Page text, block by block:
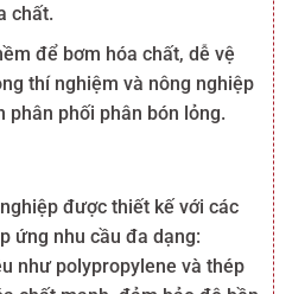
chất.
để bơm hóa chất, dễ vệ
thí nghiệm và nông nghiệp
phân phối phân bón lỏng.
được thiết kế với các
ứng nhu cầu đa dạng:
như polypropylene và thép